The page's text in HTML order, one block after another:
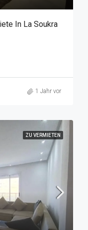
In La Soukra
1 Jahr vor
ZU VERMIETEN